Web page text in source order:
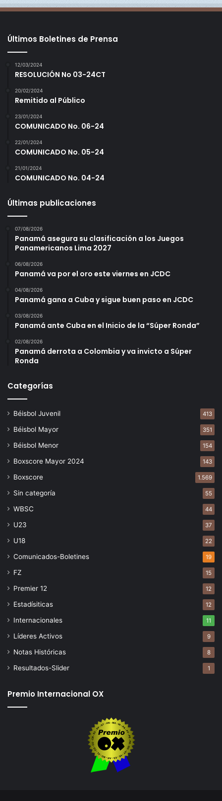
Últimos Boletines de Prensa
12/03/2024
RESOLUCIÓN No 03-24CT
20/02/2024
Remitido al Público
23/01/2024
COMUNICADO No. 06-24
22/01/2024
COMUNICADO No. 05-24
21/01/2024
COMUNICADO No. 04-24
Últimas publicaciones
07/08/2026
Panamá asegura su clasificación a los Juegos
Panamericanos Lima 2027
06/08/2026
Panamá va por el oro este viernes en JCDC
04/08/2026
Panamá gana a Cuba y sigue buen paso en JCDC
03/08/2026
Panamá ante Cuba en el Inicio de la “Súper Ronda”
02/08/2026
Panamá derrota a Colombia y va invicto a Súper
Ronda
Categorías
Béisbol Juvenil 413
Béisbol Mayor 351
Béisbol Menor 154
Boxscore Mayor 2024 143
Boxscore 1.569
Sin categoría 55
WBSC 44
U23 37
U18 22
Comunicados-Boletines 19
FZ 15
Premier 12 12
Estadísiticas 12
Internacionales 11
Líderes Activos 9
Notas Históricas 8
Resultados-Slider 1
Premio Internacional OX